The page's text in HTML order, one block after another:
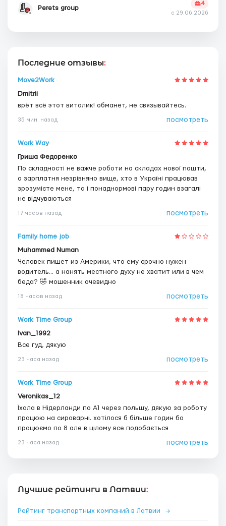
Perets group
4
с 29.06.2026
Последние отзывы:
Move2Work
Dmitrii
врёт всё этот виталик! обманет, не связывайтесь.
35 мин. назад посмотреть
Work Way
Гриша Федоренко
По складності не важче роботи на складах нової пошти,
а зарплатня незрівняно вище, хто в Україні працював
зрозумієте мене, та і понаднормові пару годин взагалі
не відчуваються
17 часов назад посмотреть
Family home job
Muhammed Numan
Человек пишет из Америки, что ему срочно нужен
водитель... а нанять местного духу не хватит или в чем
беда? 🤣 мошенник очевидно
18 часов назад посмотреть
Work Time Group
Ivan_1992
Все гуд, дякую
23 часа назад посмотреть
Work Time Group
Veronikas_12
Їхала в Нідерланди по А1 через польщу, дякую за роботу
працюю на сироварні. хотілося б більше годин бо
працюємо по 8 але в цілому все подобається
23 часа назад посмотреть
Лучшие рейтинги в Латвии:
Рейтинг транспортных компаний в Латвии →